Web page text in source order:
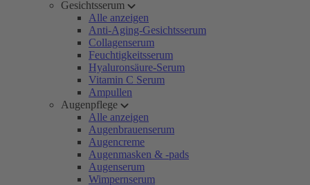
Gesichtsserum
Alle anzeigen
Anti-Aging-Gesichtsserum
Collagenserum
Feuchtigkeitsserum
Hyaluronsäure-Serum
Vitamin C Serum
Ampullen
Augenpflege
Alle anzeigen
Augenbrauenserum
Augencreme
Augenmasken & -pads
Augenserum
Wimpernserum